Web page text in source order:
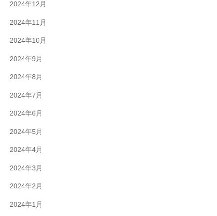
2024年12月
2024年11月
2024年10月
2024年9月
2024年8月
2024年7月
2024年6月
2024年5月
2024年4月
2024年3月
2024年2月
2024年1月